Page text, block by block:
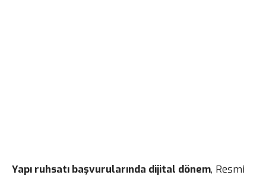
Yapı ruhsatı başvurularında dijital dönem, Resmi